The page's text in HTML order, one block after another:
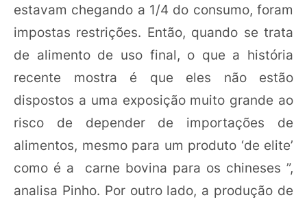
estavam chegando a 1/4 do consumo, foram
impostas restrições. Então, quando se trata
de alimento de uso final, o que a história
recente mostra é que eles não estão
dispostos a uma exposição muito grande ao
risco de depender de importações de
alimentos, mesmo para um produto ‘de elite’
como é a carne bovina para os chineses ”,
analisa Pinho. Por outro lado, a produção de